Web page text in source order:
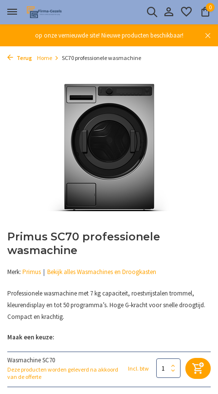
0
op onze vernieuwde site! Nieuwe producten beschikbaar!
Terug Home SC70 professionele wasmachine
Primus SC70 professionele
wasmachine
Merk: Primus Bekijk alles Wasmachines en Droogkasten
Professionele wasmachine met 7 kg capaciteit, roestvrijstalen trommel,
kleurendisplay en tot 50 programma’s. Hoge G-kracht voor snelle droogtijd.
Compact en krachtig.
Maak een keuze:
Wasmachine SC70
Deze producten worden geleverd na akkoord
van de offerte
Incl. btw